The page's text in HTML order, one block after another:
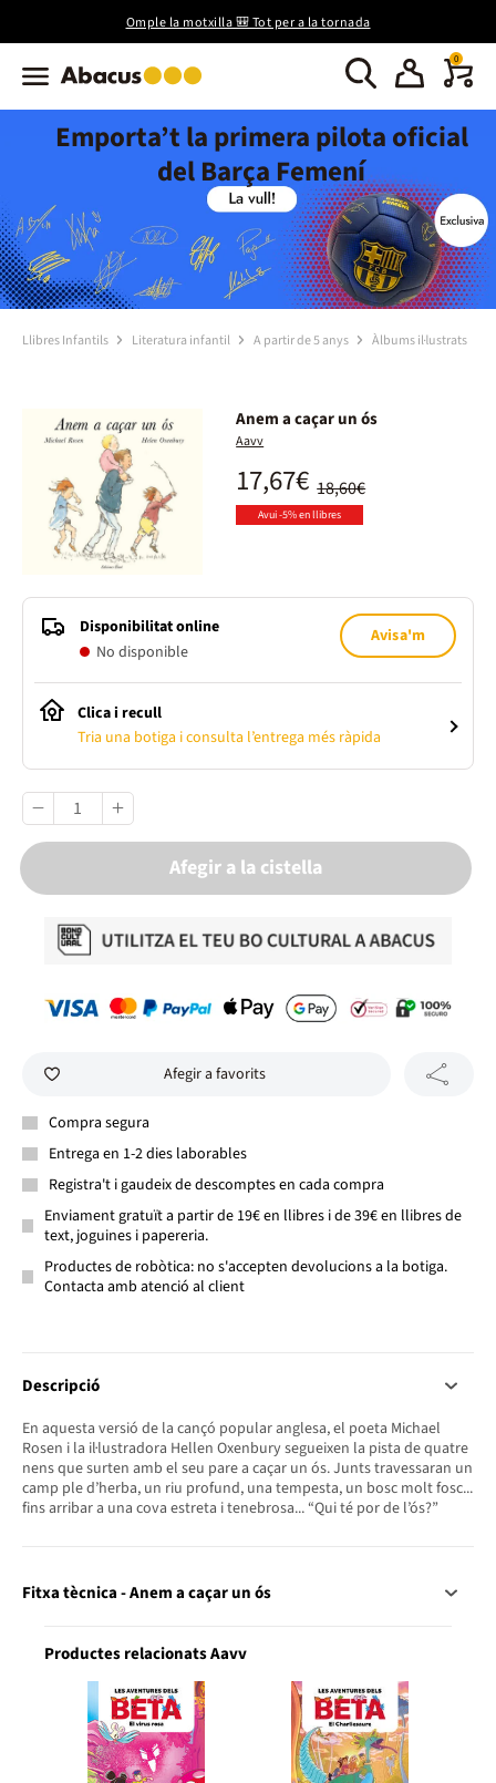
Omple la motxilla 🎒 Tot per a la tornada
0
Emporta’t la primera pilota oficial
del Barça Femení
Llibres Infantils Literatura infantil A partir de 5 anys Àlbums il·lustrats
Anem a caçar un ós
Aavv
18,60€
17,67€
Avui -5% en llibres
Disponibilitat online
No disponible
Avisa'm
Clica i recull
Tria una botiga i consulta l’entrega més ràpida
Afegir a la cistella
Afegir a favorits
Compra segura
Entrega en 1-2 dies laborables
Registra't i gaudeix de descomptes en cada compra
Enviament gratuït a partir de 19€ en llibres i de 39€ en llibres de
text, joguines i papereria.
Productes de robòtica: no s'accepten devolucions a la botiga.
Contacta amb atenció al client
Descripció
En aquesta versió de la cançó popular anglesa, el poeta Michael
Rosen i la il·lustradora Hellen Oxenbury segueixen la pista de quatre
nens que surten amb el seu pare a caçar un ós. Junts travessaran un
camp ple d’herba, un riu profund, una tempesta, un bosc molt fosc...
fins arribar a una cova estreta i tenebrosa... “Qui té por de l’ós?”
Fitxa tècnica - Anem a caçar un ós
Productes relacionats Aavv